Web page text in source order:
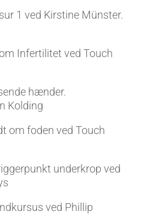
1 ved Kirstine Münster.
Infertilitet ved Touch
hænder.
Kolding
om foden ved Touch
underkrop ved
ved Phillip